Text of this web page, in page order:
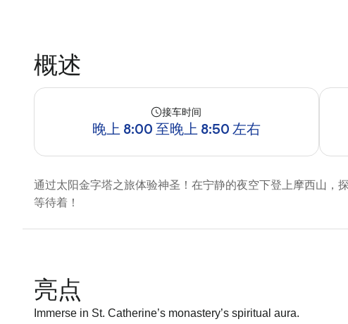
概述
接车时间
晚上 8:00 至晚上 8:50 左右
通过太阳金字塔之旅体验神圣！在宁静的夜空下登上摩西山，
等待着！
亮点
Immerse in St. Catherine’s monastery’s spiritual aura.